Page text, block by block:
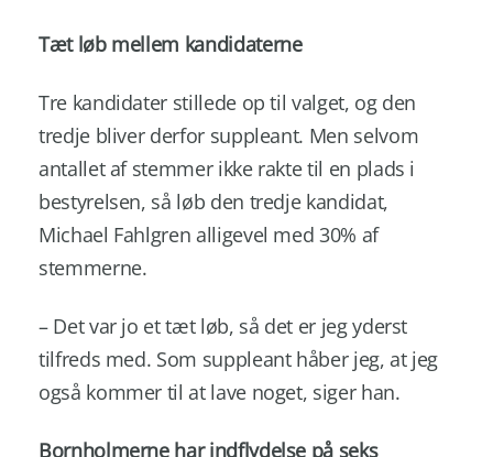
Tæt løb mellem kandidaterne
Tre kandidater stillede op til valget, og den
tredje bliver derfor suppleant. Men selvom
antallet af stemmer ikke rakte til en plads i
bestyrelsen, så løb den tredje kandidat,
Michael Fahlgren alligevel med 30% af
stemmerne.
– Det var jo et tæt løb, så det er jeg yderst
tilfreds med. Som suppleant håber jeg, at jeg
også kommer til at lave noget, siger han.
Bornholmerne har indflydelse på seks